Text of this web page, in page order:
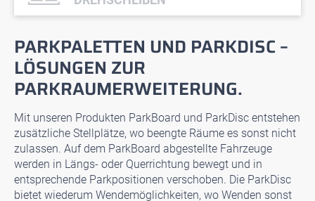
PARKPALETTEN UND PARKDISC –
LÖSUNGEN ZUR
PARKRAUMERWEITERUNG.
Mit unseren Produkten ParkBoard und ParkDisc entstehen
zusätzliche Stellplätze, wo beengte Räume es sonst nicht
zulassen. Auf dem ParkBoard abgestellte Fahrzeuge
werden in Längs- oder Querrichtung bewegt und in
entsprechende Parkpositionen verschoben. Die ParkDisc
bietet wiederum Wendemöglichkeiten, wo Wenden sonst